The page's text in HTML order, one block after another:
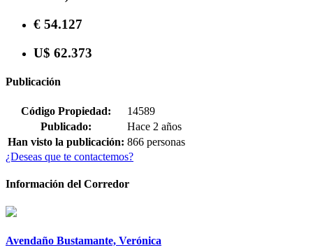
€ 54.127
U$ 62.373
Publicación
Código Propiedad:
14589
Publicado:
Hace 2 años
Han visto la publicación: 866 personas
¿Deseas que te contactemos?
Información del Corredor
Avendaño Bustamante, Verónica